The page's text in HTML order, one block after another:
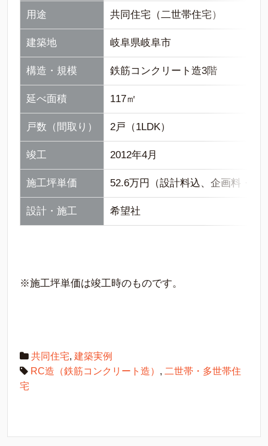
用途 共同住宅（二世帯住宅）
建築地 岐阜県岐阜市
構造・規模 鉄筋コンクリート造3階
延べ面積 117㎡
戸数（間取り） 2戸（1LDK）
竣工 2012年4月
施工坪単価 52.6万円（設計料込、企画料・地
設計・施工 希望社
※施工坪単価は竣工時のものです。
共同住宅, 建築実例
RC造（鉄筋コンクリート造） , 二世帯・多世帯住
宅